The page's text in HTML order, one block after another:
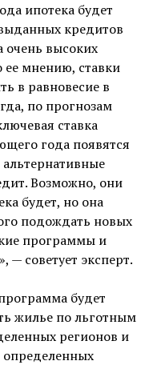
ипотека будет
кредитов
очень высоких
ее мнению, ставки
в равновесие в
по прогнозам
ставка
года появятся
Возможно, они
будет, но она
подождать новых
программы и
— советует эксперт.
будет
жилье по льготным
регионов и
определенных